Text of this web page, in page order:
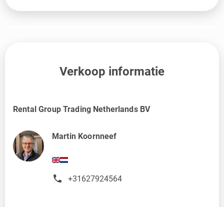
Verkoop informatie
Rental Group Trading Netherlands BV
Martin Koornneef
+31627924564